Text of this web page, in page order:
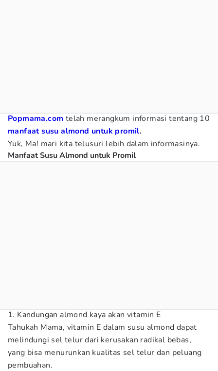
​​​​Popmama.com telah merangkum informasi tentang 10
manfaat susu almond untuk promil.
Yuk, Ma! mari kita telusuri lebih dalam informasinya.
Manfaat Susu Almond untuk Promil
1. Kandungan almond kaya akan vitamin E
Tahukah Mama, vitamin E dalam susu almond dapat
melindungi sel telur dari kerusakan radikal bebas,
yang bisa menurunkan kualitas sel telur dan peluang
pembuahan.